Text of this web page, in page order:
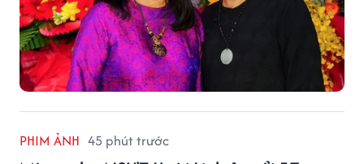
PHIM ẢNH 45 phút trước